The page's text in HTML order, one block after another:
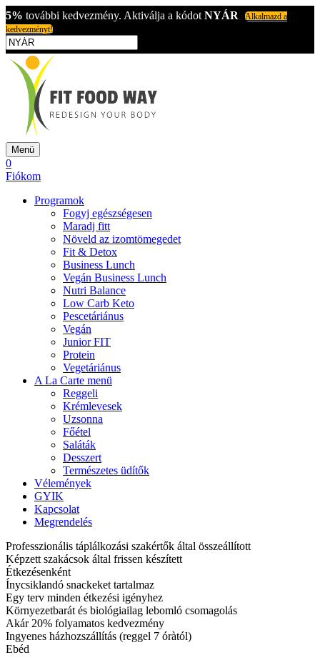
5% további kedvezmény. Aktiválja a kódot NYÁR
Alkalmazd a
kedvezményt!
Menü
0
Fiókom
Programok
Fogyj egészségesen
Maradj fitt
Növeld az izomtömegedet
Fit & Detox
Business Lunch
Vegán Business Lunch
Nutri Balance
Low Carb Keto
Pescetáriánus
Vegán
Junior FIT
Protein
Vegetáriánus
A La Carte menü
Reggeli
Krémlevesek
Uzsonna
Főétel
Saláták
Desszert
Természetes üdítők
Vélemények
GYIK
Kapcsolat
Megrendelés
Professzionális táplálkozási szakértők által összeállított
Képzett szakácsok által frissen készített
Étkezésenként
Ínycsiklandó snackeket tartalmaz
Egy terv minden étkezési igényhez
Környezetbarát és biológiailag lebomló csomagolás
Akár 20% folyamatos kedvezmény
Ingyenes házhozszállítás (reggel 7 óràtól)
Ebéd